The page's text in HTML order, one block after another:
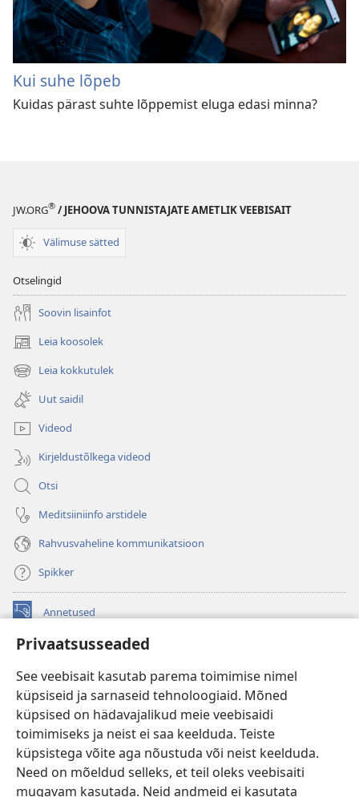
Privaatsusseaded
See veebisait kasutab parema toimimise nimel
küpsiseid ja sarnaseid tehnoloogiaid. Mõned
küpsised on hädavajalikud meie veebisaidi
toimimiseks ja neist ei saa keelduda. Teiste
küpsistega võite aga nõustuda või neist keelduda.
Need on mõeldud selleks, et teil oleks veebisaiti
mugavam kasutada. Neid andmeid ei kasutata
Kui suhe lõpeb
Kuidas pärast suhte lõppemist eluga edasi minna?
JW.ORG® / JEHOOVA TUNNISTAJATE AMETLIK VEEBISAIT
Välimuse sätted
Otselingid
Soovin lisainfot
Leia koosolek
(avab
uue
akna)
Leia kokkutulek
(avab
uue
akna)
Uut saidil
Videod
Kirjeldustõlkega videod
Otsi
Meditsiiniinfo arstidele
Rahvusvaheline kommunikatsioon
Spikker
Annetused
(avab
akna)
uue
akna) JW Hub
(avab
uue
akna) JW Library
Watchtower Library